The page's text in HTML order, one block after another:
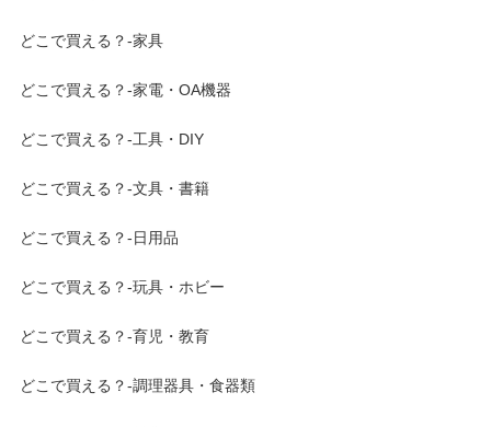
どこで買える？-家具
どこで買える？-家電・OA機器
どこで買える？-工具・DIY
どこで買える？-文具・書籍
どこで買える？-日用品
どこで買える？-玩具・ホビー
どこで買える？-育児・教育
どこで買える？-調理器具・食器類